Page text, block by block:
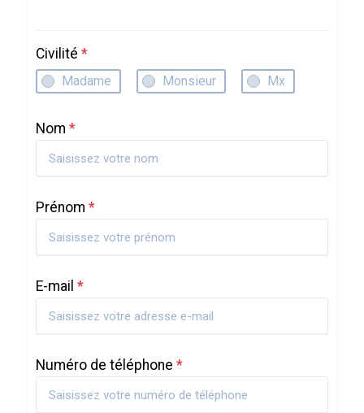
Civilité *
Madame Monsieur Mx
Nom *
Prénom *
E-mail *
Numéro de téléphone *